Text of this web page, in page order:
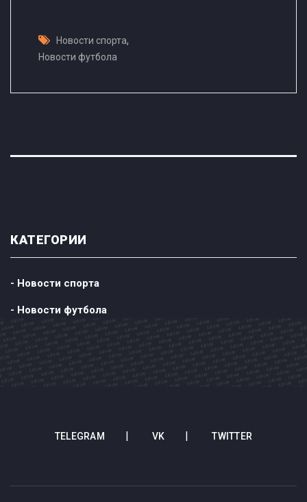
Новости спорта,
Новости футбола
КАТЕГОРИИ
- Новости спорта
- Новости футбола
TELEGRAM VK TWITTER